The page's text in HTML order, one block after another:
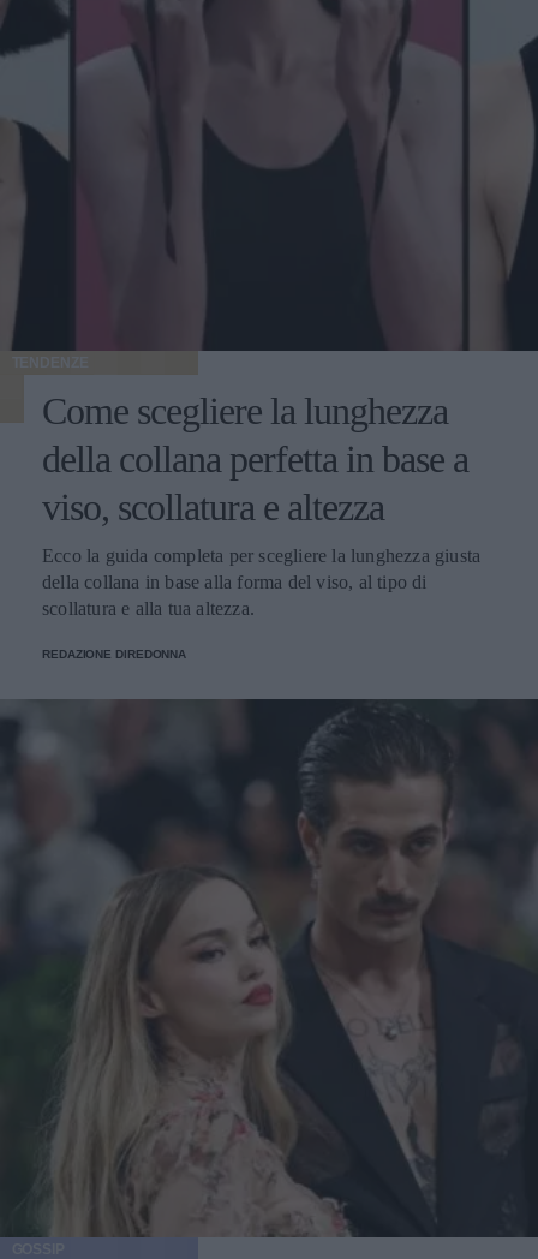
TENDENZE
Come scegliere la lunghezza
della collana perfetta in base a
viso, scollatura e altezza
Ecco la guida completa per scegliere la lunghezza giusta
della collana in base alla forma del viso, al tipo di
scollatura e alla tua altezza.
REDAZIONE DIREDONNA